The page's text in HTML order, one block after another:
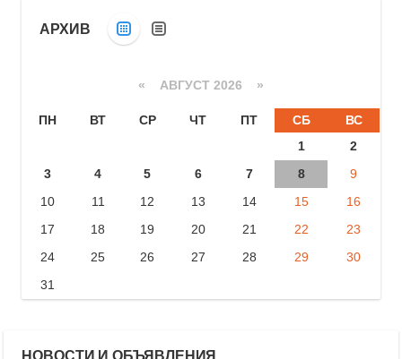
АРХИВ
« АВГУСТ 2026 »
ПН ВТ СР ЧТ ПТ СБ
ВС
1
2
3
4 5 6 7 8
9
10
11 12 13 14 15
16
17
18 19 20 21 22
23
24
25 26 27 28 29
30
31
НОВОСТИ И ОБЪЯВЛЕНИЯ